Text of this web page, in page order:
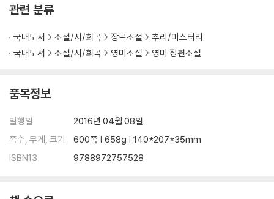
관련 분류
국내도서 소설/시/희곡 장르소설
추리/미스터리
국내도서
소설/시/희곡 영미소설 영미 장편소설
품목정보
발행일
2016년 04월 08일
쪽수, 무게, 크기
600쪽 | 658g | 140*207*35mm
ISBN13
9788972757528